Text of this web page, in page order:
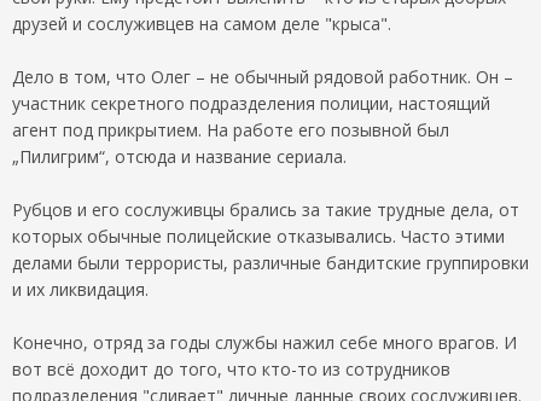
друзей и сослуживцев на самом деле "крыса".
Дело в том, что Олег – не обычный рядовой работник. Он –
участник секретного подразделения полиции, настоящий
агент под прикрытием. На работе его позывной был
„Пилигрим“, отсюда и название сериала.
Рубцов и его сослуживцы брались за такие трудные дела, от
которых обычные полицейские отказывались. Часто этими
делами были террористы, различные бандитские группировки
и их ликвидация.
Конечно, отряд за годы службы нажил себе много врагов. И
вот всё доходит до того, что кто-то из сотрудников
подразделения "сливает" личные данные своих сослуживцев.